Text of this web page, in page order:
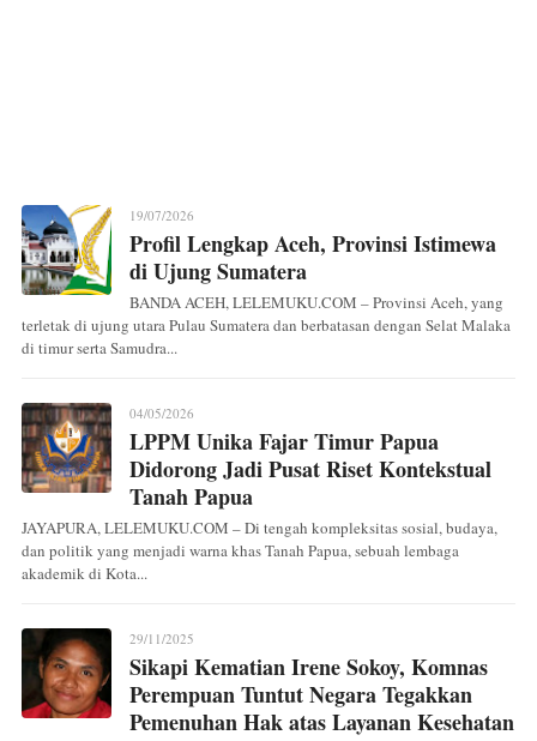
19/07/2026
Profil Lengkap Aceh, Provinsi Istimewa
di Ujung Sumatera
BANDA ACEH, LELEMUKU.COM – Provinsi Aceh, yang
terletak di ujung utara Pulau Sumatera dan berbatasan dengan Selat Malaka
di timur serta Samudra...
04/05/2026
LPPM Unika Fajar Timur Papua
Didorong Jadi Pusat Riset Kontekstual
Tanah Papua
JAYAPURA, LELEMUKU.COM – Di tengah kompleksitas sosial, budaya,
dan politik yang menjadi warna khas Tanah Papua, sebuah lembaga
akademik di Kota...
29/11/2025
Sikapi Kematian Irene Sokoy, Komnas
Perempuan Tuntut Negara Tegakkan
Pemenuhan Hak atas Layanan Kesehatan